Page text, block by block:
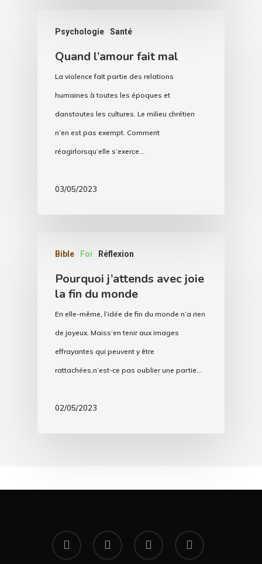
Psychologie Santé
Quand l’amour fait mal
La violence fait partie des relations
humaines à toutes les époques et
danstoutes les cultures. Le milieu chrétien
n’en est pas exempt. Comment
réagirlorsqu’elle s’exerce…
03/05/2023
Bible Foi Réflexion
Pourquoi j’attends avec joie
la fin du monde
En elle-même, l’idée de fin du monde n’a rien
de joyeux. Maiss’en tenir aux images
effrayantes qui peuvent y être
rattachées,n’est-ce pas oublier une partie…
02/05/2023
facebook youtube RSS instagram